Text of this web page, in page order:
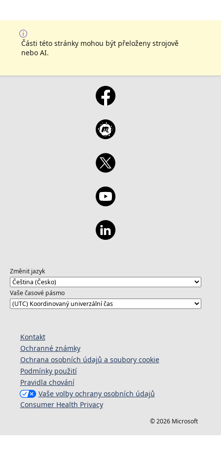
Části této stránky mohou být přeloženy strojově
nebo AI.
Změnit jazyk
Vaše časové pásmo
Kontakt
Ochranné známky
Ochrana osobních údajů a soubory cookie
Podmínky použití
Pravidla chování
Vaše volby ochrany osobních údajů
Consumer Health Privacy
© 2026 Microsoft